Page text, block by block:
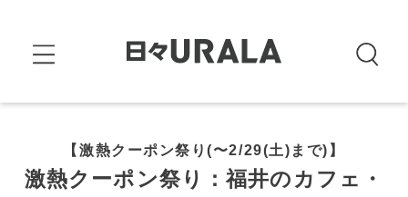
【激熱クーポン祭り(〜2/29(土)まで)】
激熱クーポン祭り：福井のカフェ・